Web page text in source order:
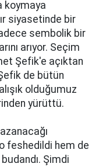
koymaya
siyasetinde bir
sembolik bir
arıyor. Seçim
Şefik'e açıktan
de bütün
olduğumuz
yürüttü.
feshedildi hem de
Şimdi